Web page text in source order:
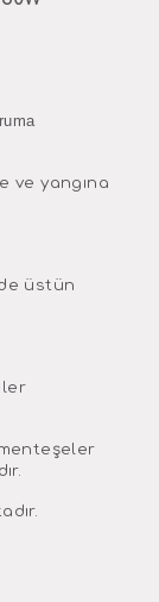
ve yangına
üstün